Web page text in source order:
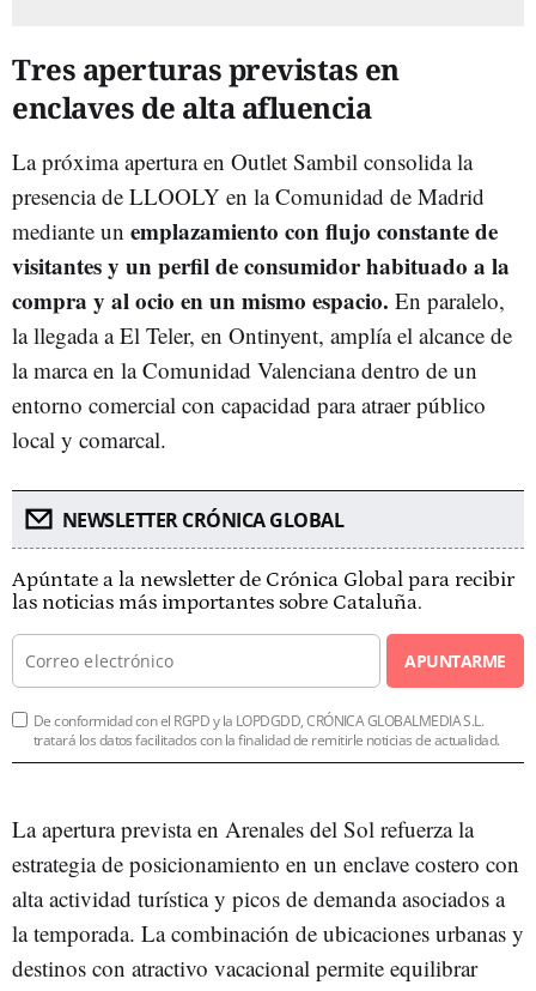
Tres aperturas previstas en
enclaves de alta afluencia
La próxima apertura en Outlet Sambil consolida la
presencia de LLOOLY en la Comunidad de Madrid
mediante un emplazamiento con flujo constante de
visitantes y un perfil de consumidor habituado a la
compra y al ocio en un mismo espacio. En paralelo,
la llegada a El Teler, en Ontinyent, amplía el alcance de
la marca en la Comunidad Valenciana dentro de un
entorno comercial con capacidad para atraer público
local y comarcal.
NEWSLETTER CRÓNICA GLOBAL
Apúntate a la newsletter de Crónica Global para recibir
las noticias más importantes sobre Cataluña.
APUNTARME
De conformidad con el RGPD y la LOPDGDD, CRÓNICA GLOBALMEDIA S.L.
tratará los datos facilitados con la finalidad de remitirle noticias de actualidad.
La apertura prevista en Arenales del Sol refuerza la
estrategia de posicionamiento en un enclave costero con
alta actividad turística y picos de demanda asociados a
la temporada. La combinación de ubicaciones urbanas y
destinos con atractivo vacacional permite equilibrar